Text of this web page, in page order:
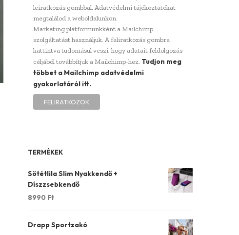
leiratkozás gombbal. Adatvédelmi tájékoztatókat
megtalálod a weboldalunkon.
Marketing platformunkként a Mailchimp
szolgáltatást használjuk. A feliratkozás gombra
kattintva tudomásul veszi, hogy adatait feldolgozás
céljából továbbítjuk a Mailchimp-hez. Tudjon meg
többet a Mailchimp adatvédelmi
gyakorlatáról itt.
TERMÉKEK
Sötétlila Slim Nyakkendő +
Díszzsebkendő
8990 Ft
Drapp Sportzakó